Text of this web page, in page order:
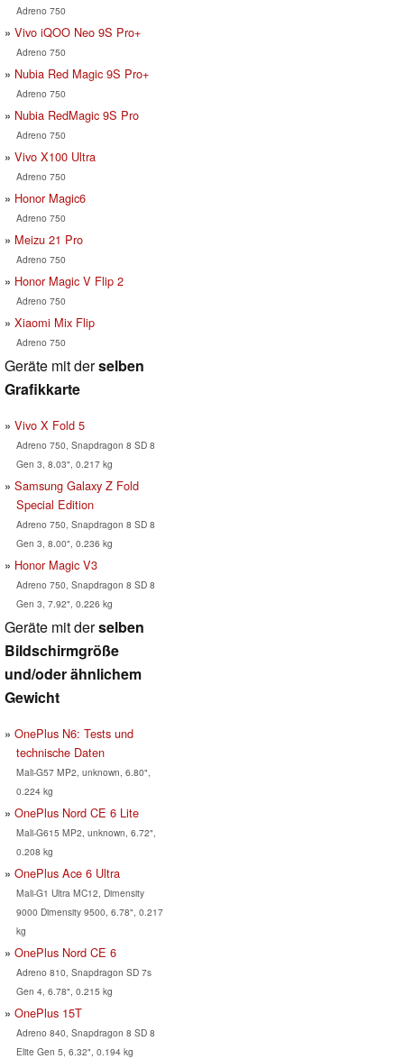
Adreno 750
Vivo iQOO Neo 9S Pro+
Adreno 750
Nubia Red Magic 9S Pro+
Adreno 750
Nubia RedMagic 9S Pro
Adreno 750
Vivo X100 Ultra
Adreno 750
Honor Magic6
Adreno 750
Meizu 21 Pro
Adreno 750
Honor Magic V Flip 2
Adreno 750
Xiaomi Mix Flip
Adreno 750
Geräte mit derselben
Grafikkarte
Vivo X Fold 5
Adreno 750, Snapdragon 8 SD 8
Gen 3, 8.03", 0.217 kg
Samsung Galaxy Z Fold
Special Edition
Adreno 750, Snapdragon 8 SD 8
Gen 3, 8.00", 0.236 kg
Honor Magic V3
Adreno 750, Snapdragon 8 SD 8
Gen 3, 7.92", 0.226 kg
Geräte mit derselben
Bildschirmgröße
und/oder ähnlichem
Gewicht
OnePlus N6: Tests und
technische Daten
Mali-G57 MP2, unknown, 6.80",
0.224 kg
OnePlus Nord CE 6 Lite
Mali-G615 MP2, unknown, 6.72",
0.208 kg
OnePlus Ace 6 Ultra
Mali-G1 Ultra MC12, Dimensity
9000 Dimensity 9500, 6.78", 0.217
kg
OnePlus Nord CE 6
Adreno 810, Snapdragon SD 7s
Gen 4, 6.78", 0.215 kg
OnePlus 15T
Adreno 840, Snapdragon 8 SD 8
Elite Gen 5, 6.32", 0.194 kg